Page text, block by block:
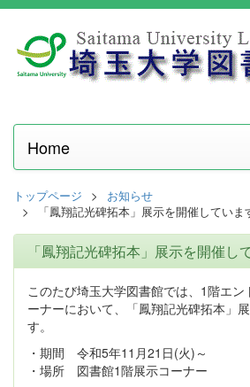
Home
トップページ
お知らせ
「鳳翔記光碑拓本」展示を開催していま
「鳳翔記光碑拓本」展示を開催し
このたび埼玉大学図書館では、1階エン
ーナーにおいて、「鳳翔記光碑拓本」
す。
・期間 令和5年11月21日(火)～
・場所 図書館1階展示コーナー